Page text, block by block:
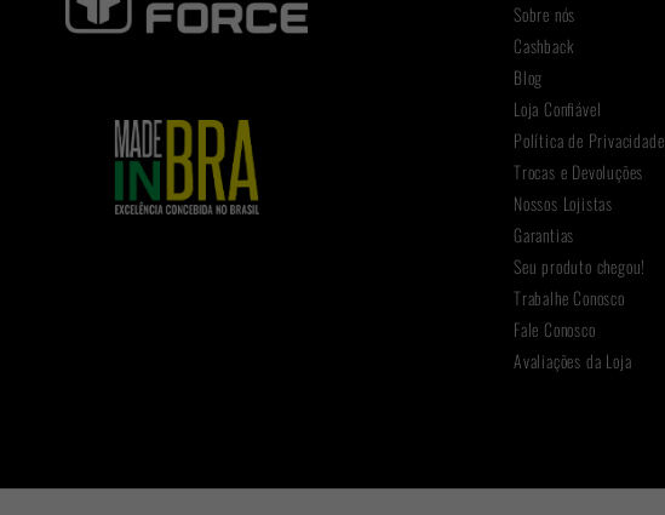
Sobre nós
Cashback
Blog
Loja Confiável
Política de Privacidade
Trocas e Devoluções
Nossos Lojistas
Garantias
Seu produto chegou!
Trabalhe Conosco
Fale Conosco
Avaliações da Loja